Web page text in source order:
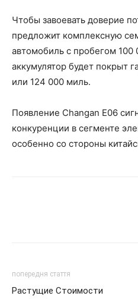
Чтобы завоевать доверие
предложит комплексную
автомобиль с пробегом
аккумулятор будет покрыт
или 124 000 миль.
Появление Changan E06
конкуренции в сегменте
особенно со стороны
попередня стаття
Растущие Стоимости